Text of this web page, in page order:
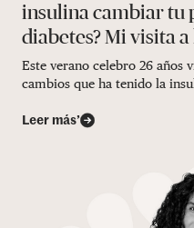
insulina cambiar tu
diabetes? Mi visita a
Este verano celebro 26 años
cambios que ha tenido la
Leer más’